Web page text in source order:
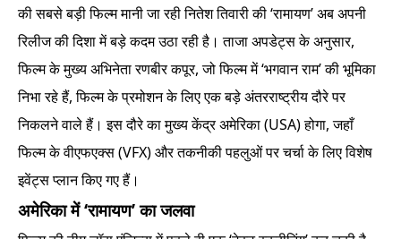
की सबसे बड़ी फिल्म मानी जा रही नितेश तिवारी की ‘रामायण’ अब अपनी
रिलीज की दिशा में बड़े कदम उठा रही है। ताजा अपडेट्स के अनुसार,
फिल्म के मुख्य अभिनेता रणबीर कपूर, जो फिल्म में ‘भगवान राम’ की भूमिका
निभा रहे हैं, फिल्म के प्रमोशन के लिए एक बड़े अंतरराष्ट्रीय दौरे पर
निकलने वाले हैं। इस दौरे का मुख्य केंद्र अमेरिका (USA) होगा, जहाँ
फिल्म के वीएफएक्स (VFX) और तकनीकी पहलुओं पर चर्चा के लिए विशेष
इवेंट्स प्लान किए गए हैं।
अमेरिका में ‘रामायण’ का जलवा